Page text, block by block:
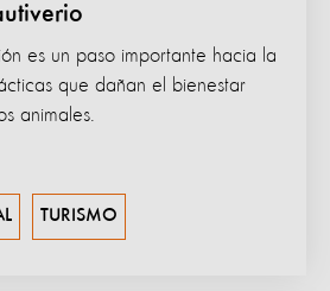
es un paso importante hacia la
que dañan el bienestar
animales.
TURISMO